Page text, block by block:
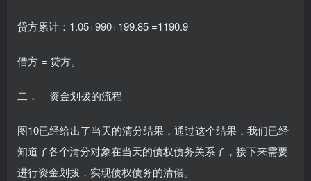
贷方累计：1.05+990+199.85 =1190.9
借方 = 贷方。
二， 资金划拨的流程
图10已经给出了当天的清分结果，通过这个结果，我们已经
知道了各个清分对象在当天的债权债务关系了，接下来需要
进行资金划拨，实现债权债务的清偿。